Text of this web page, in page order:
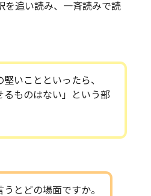
を追い読み、一斉読みで読
いことといったら、
るものはない」という部
とどの場面ですか。